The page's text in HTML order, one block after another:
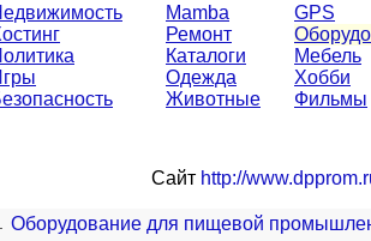
Mamba
Ремонт
Каталоги
Одежда
Животные
GPS
Мебель
Хобби
Фильмы
Сайт http://
Оборудование для пищевой